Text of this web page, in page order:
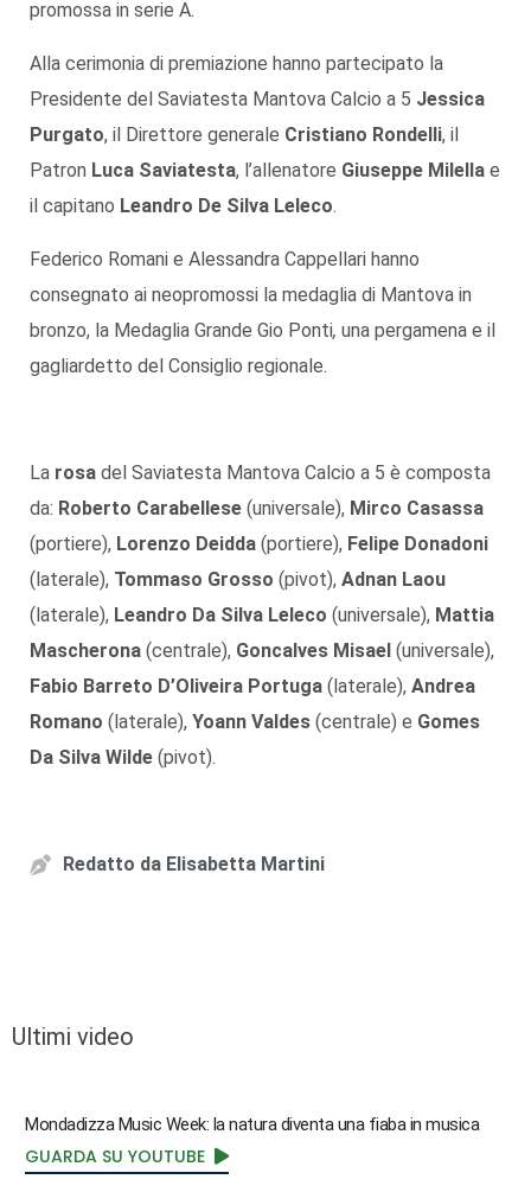
promossa in serie A.
Alla cerimonia di premiazione hanno partecipato la
Presidente del Saviatesta Mantova Calcio a 5 Jessica
Purgato, il Direttore generale Cristiano Rondelli, il
Patron Luca Saviatesta, l’allenatore Giuseppe Milella e
il capitano Leandro De Silva Leleco.
Federico Romani e Alessandra Cappellari hanno
consegnato ai neopromossi la medaglia di Mantova in
bronzo, la Medaglia Grande Gio Ponti, una pergamena e il
gagliardetto del Consiglio regionale.
La rosa del Saviatesta Mantova Calcio a 5 è composta
da: Roberto Carabellese (universale), Mirco Casassa
(portiere), Lorenzo Deidda (portiere), Felipe Donadoni
(laterale), Tommaso Grosso (pivot), Adnan Laou
(laterale), Leandro Da Silva Leleco (universale), Mattia
Mascherona (centrale), Goncalves Misael (universale),
Fabio Barreto D’Oliveira Portuga (laterale), Andrea
Romano (laterale), Yoann Valdes (centrale) e Gomes
Da Silva Wilde (pivot).
Redatto da Elisabetta Martini
Ultimi video
Mondadizza Music Week: la natura diventa una fiaba in musica
GUARDA SU YOUTUBE